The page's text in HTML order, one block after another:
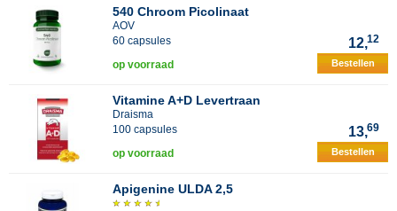
540 Chroom Picolinaat
AOV
60 capsules
12,12
op voorraad Bestellen
Vitamine A+D Levertraan
Draisma
100 capsules
13,69
op voorraad Bestellen
Apigenine ULDA 2,5